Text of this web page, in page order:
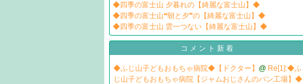
◆四季の富士山 夕暮れの【綺麗な富士山】◆
◆四季の富士山❝朝と夕❞の【綺麗な富士山】◆
◆四季の富士山 雲一つない【綺麗な富士山】◆
コメント新着
◆ふじ山子どもおもちゃ病院◆【ドクター】 @ Re[1]:◆ふ
じ山子どもおもちゃ病院【ジャムおじさんのパン工場】◆